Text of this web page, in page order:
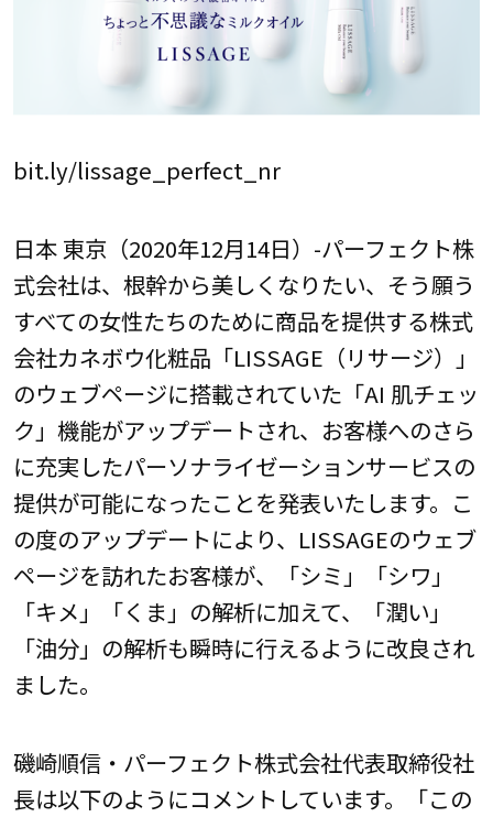
bit.ly/lissage_perfect_nr
日本 東京（2020年12月14日）-パーフェクト株
式会社は、根幹から美しくなりたい、そう願う
すべての女性たちのために商品を提供する株式
会社カネボウ化粧品「LISSAGE（リサージ）」
のウェブページに搭載されていた「AI 肌チェッ
ク」機能がアップデートされ、お客様へのさら
に充実したパーソナライゼーションサービスの
提供が可能になったことを発表いたします。こ
の度のアップデートにより、LISSAGEのウェブ
ページを訪れたお客様が、「シミ」「シワ」
「キメ」「くま」の解析に加えて、「潤い」
「油分」の解析も瞬時に行えるように改良され
ました。
磯崎順信・パーフェクト株式会社代表取締役社
長は以下のようにコメントしています。「この